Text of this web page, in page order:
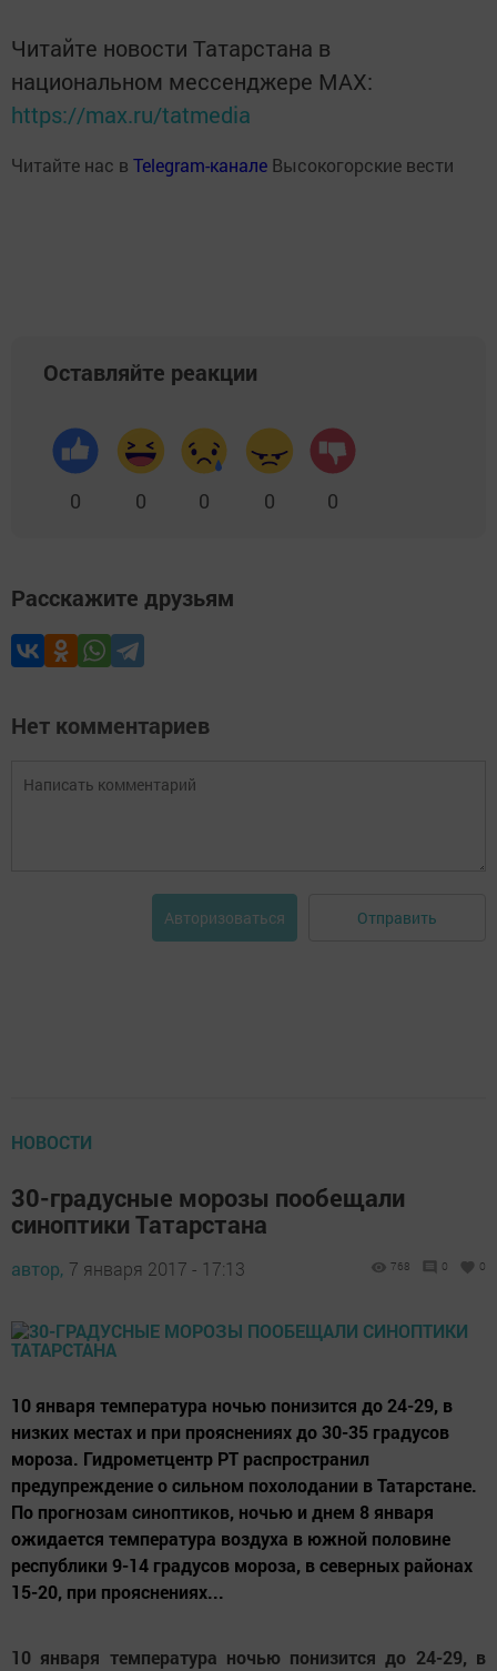
Читайте новости Татарстана в
национальном мессенджере MАХ:
https://max.ru/tatmedia
Читайте нас в Telegram-канале Высокогорские вести
Оставляйте реакции
0 0 0 0 0
Расскажите друзьям
Нет комментариев
Авторизоваться Отправить
НОВОСТИ
30-градусные морозы пообещали
синоптики Татарстана
автор, 7 января 2017 - 17:13 768 0 0
10 января температура ночью понизится до 24-29, в
низких местах и при прояснениях до 30-35 градусов
мороза. Гидрометцентр РТ распространил
предупреждение о сильном похолодании в Татарстане.
По прогнозам синоптиков, ночью и днем 8 января
ожидается температура воздуха в южной половине
республики 9-14 градусов мороза, в северных районах
15-20, при прояснениях...
10 января температура ночью понизится до 24-29, в